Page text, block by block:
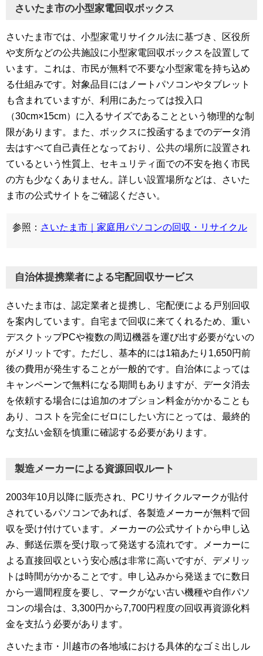
さいたま市の小型家電回収ボックス
さいたま市では、小型家電リサイクル法に基づき、区役所
や支所などの公共施設に小型家電回収ボックスを設置して
います。これは、市民が無料で不要な小型家電を持ち込め
る仕組みです。対象品目にはノートパソコンやタブレット
も含まれていますが、利用にあたっては投入口
（30cm×15cm）に入るサイズであることという物理的な制
限があります。また、ボックスに投函するまでのデータ消
去はすべて自己責任となっており、公共の場所に設置され
ているという性質上、セキュリティ面での不安を抱く市民
の方も少なくありません。詳しい設置場所などは、さいた
ま市の公式サイトをご確認ください。
参照： さいたま市｜家庭用パソコンの回収・リサイクル
自治体提携業者による宅配回収サービス
さいたま市は、認定業者と提携し、宅配便による戸別回収
を案内しています。自宅まで回収に来てくれるため、重い
デスクトップPCや複数の周辺機器を運び出す必要がないの
がメリットです。ただし、基本的には1箱あたり1,650円前
後の費用が発生することが一般的です。自治体によっては
キャンペーンで無料になる期間もありますが、データ消去
を依頼する場合には追加のオプション料金がかかることも
あり、コストを完全にゼロにしたい方にとっては、最終的
な支払い金額を慎重に確認する必要があります。
製造メーカーによる資源回収ルート
2003年10月以降に販売され、PCリサイクルマークが貼付
されているパソコンであれば、各製造メーカーが無料で回
収を受け付けています。メーカーの公式サイトから申し込
み、郵送伝票を受け取って発送する流れです。メーカーに
よる直接回収という安心感は非常に高いですが、デメリッ
トは時間がかかることです。申し込みから発送までに数日
から一週間程度を要し、マークがない古い機種や自作パソ
コンの場合は、3,300円から7,700円程度の回収再資源化料
金を支払う必要があります。
さいたま市・川越市の各地域における具体的なゴミ出しル